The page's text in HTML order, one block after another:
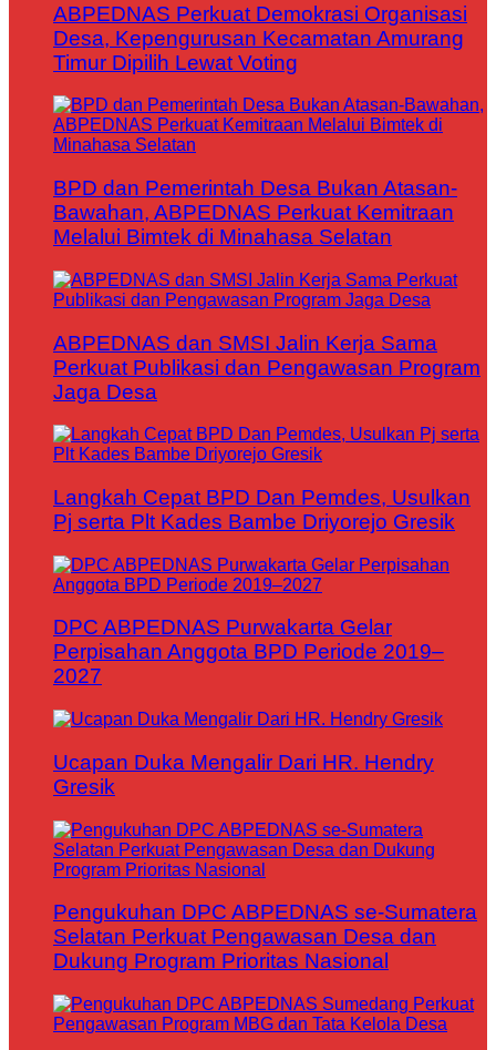
ABPEDNAS Perkuat Demokrasi Organisasi
Desa, Kepengurusan Kecamatan Amurang
Timur Dipilih Lewat Voting
BPD dan Pemerintah Desa Bukan Atasan-
Bawahan, ABPEDNAS Perkuat Kemitraan
Melalui Bimtek di Minahasa Selatan
ABPEDNAS dan SMSI Jalin Kerja Sama
Perkuat Publikasi dan Pengawasan Program
Jaga Desa
Langkah Cepat BPD Dan Pemdes, Usulkan
Pj serta Plt Kades Bambe Driyorejo Gresik
DPC ABPEDNAS Purwakarta Gelar
Perpisahan Anggota BPD Periode 2019–
2027
Ucapan Duka Mengalir Dari HR. Hendry
Gresik
Pengukuhan DPC ABPEDNAS se-Sumatera
Selatan Perkuat Pengawasan Desa dan
Dukung Program Prioritas Nasional